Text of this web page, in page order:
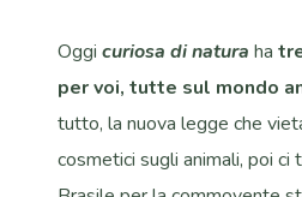
Oggi curiosa di natura ha
per voi, tutte sul mondo
tutto, la nuova legge che
cosmetici sugli animali, poi ci